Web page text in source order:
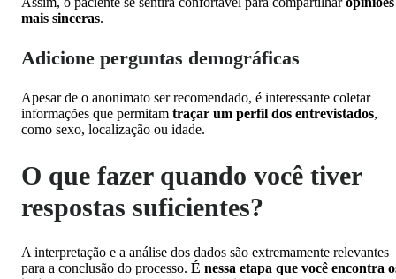
mais sinceras.
Adicione perguntas demográficas
Apesar de o anonimato ser recomendado, é interessante coletar
informações que permitam traçar um perfil dos entrevistados,
como sexo, localização ou idade.
O que fazer quando você tiver
respostas suficientes?
A interpretação e a análise dos dados são extremamente relevantes
para a conclusão do processo. É nessa etapa que você encontra